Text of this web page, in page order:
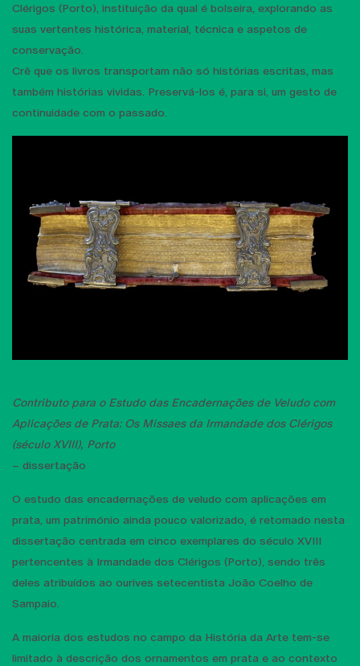
Clérigos (Porto), instituição da qual é bolseira, explorando as
suas vertentes histórica, material, técnica e aspetos de
conservação.
Crê que os livros transportam não só histórias escritas, mas
também histórias vividas. Preservá-los é, para si, um gesto de
continuidade com o passado.
Contributo para o Estudo das Encadernações de Veludo com
Aplicações de Prata: Os Missaes da Irmandade dos Clérigos
(século XVIII), Porto
– dissertação
O estudo das encadernações de veludo com aplicações em
prata, um património ainda pouco valorizado, é retomado nesta
dissertação centrada em cinco exemplares do século XVIII
pertencentes à Irmandade dos Clérigos (Porto), sendo três
deles atribuídos ao ourives setecentista João Coelho de
Sampaio.
A maioria dos estudos no campo da História da Arte tem-se
limitado à descrição dos ornamentos em prata e ao contexto